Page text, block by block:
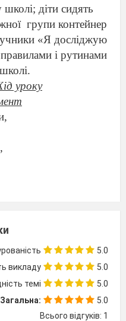
діти сидять
групи контейнер
«Я досліджую
правилами і рутинами
уроку
мети уроку
ми сьогодні
доведеться
дім ,
5.0
викладу
5.0
темі
5.0
Загальна:
5.0
Всього відгуків: 1